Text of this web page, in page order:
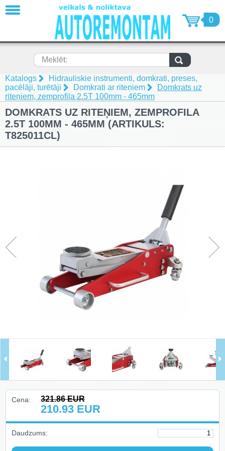
0
Meklēt:
Katalogs
Hidrauliskie instrumenti, domkrati, preses,
pacēlāji, turētāji
Domkrati ar riteņiem
Domkrats uz
riteņiem, zemprofila 2.5T 100mm - 465mm
DOMKRATS UZ RITEŅIEM, ZEMPROFILA
2.5T 100MM - 465MM (ARTIKULS:
T825011CL)
Cena: 321.86EUR
210.93 EUR
Daudzums:
AIZVĒRT
Dinamometriskās atslēgas un
remonta komplekti (32)
Specializētie instrumenti auto
dzinēju remontam (132)
Specializētie instrumenti auto
ritošās daļas remontam (18)
Specializētie instrumenti auto
virsbūvju remontam (6)
Skriemeļu noņēmēji, ekstraktori
(55)
Pneimatiskie instrumenti un
Hidrauliskie instrumenti, domkrati,
preses, pacēlāji, turētāji (78)
Riepu montāža un balansēšana
Skapji uz riteņiem, krēsli, gultas,
kastes (14)
Auto aksesuāri un piederumi (27)
stropes, ratiņi (40)
Ielogoties
Reģistrēties